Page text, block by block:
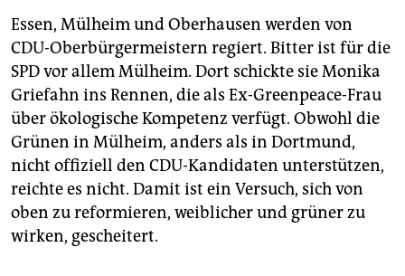
Essen, Mülheim und Oberhausen werden von
CDU-Oberbürgermeistern regiert. Bitter ist für die
SPD vor allem Mülheim. Dort schickte sie Monika
Griefahn ins Rennen, die als Ex-Greenpeace-Frau
über ökologische Kompetenz verfügt. Obwohl die
Grünen in Mülheim, anders als in Dortmund,
nicht offiziell den CDU-Kandidaten unterstützen,
reichte es nicht. Damit ist ein Versuch, sich von
oben zu reformieren, weiblicher und grüner zu
wirken, gescheitert.